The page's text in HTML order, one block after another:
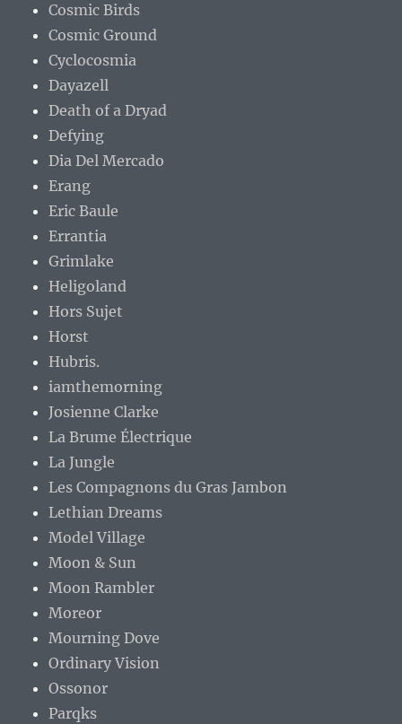
Cosmic Birds
Cosmic Ground
Cyclocosmia
Dayazell
Death of a Dryad
Defying
Dia Del Mercado
Erang
Eric Baule
Errantia
Grimlake
Heligoland
Hors Sujet
Horst
Hubris.
iamthemorning
Josienne Clarke
La Brume Électrique
La Jungle
Les Compagnons du Gras Jambon
Lethian Dreams
Model Village
Moon & Sun
Moon Rambler
Moreor
Mourning Dove
Ordinary Vision
Ossonor
Parqks